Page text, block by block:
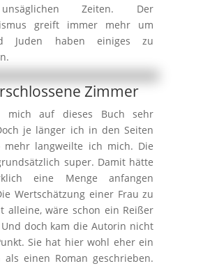
Zeiten. Der
greift immer mehr um
Juden haben einiges zu
Zimmer
mich auf dieses Buch sehr
je länger ich in den Seiten
mehr langweilte ich mich. Die
super. Damit hätte
eine Menge anfangen
Wertschätzung einer Frau zu
alleine, wäre schon ein Reißer
Und doch kam die Autorin nicht
Sie hat hier wohl eher ein
als einen Roman geschrieben.